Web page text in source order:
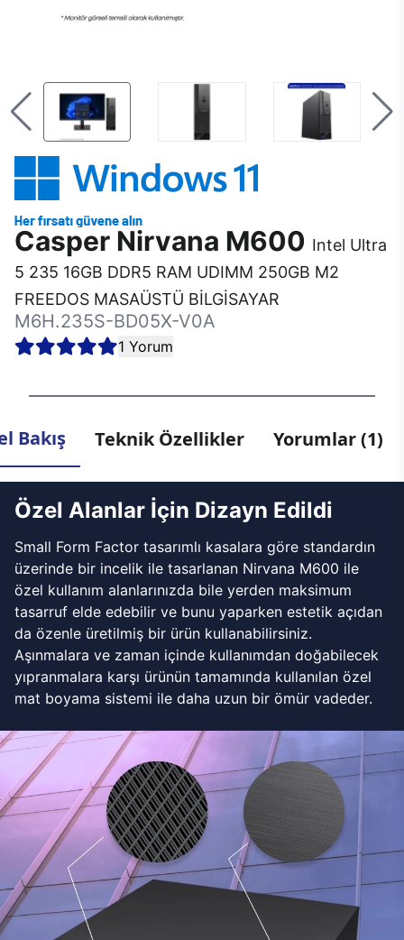
Casper Nirvana M600 Intel Ultra
5 235 16GB DDR5 RAM UDIMM 250GB M2
FREEDOS MASAÜSTÜ BİLGİSAYAR
M6H.235S-BD05X-V0A
1 Yorum
Bakış Teknik Özellikler Yorumlar (1)
Özel Alanlar İçin Dizayn Edildi
Small Form Factor tasarımlı kasalara göre standardın
üzerinde bir incelik ile tasarlanan Nirvana M600 ile
özel kullanım alanlarınızda bile yerden maksimum
tasarruf elde edebilir ve bunu yaparken estetik açıdan
da özenle üretilmiş bir ürün kullanabilirsiniz.
Aşınmalara ve zaman içinde kullanımdan doğabilecek
yıpranmalara karşı ürünün tamamında kullanılan özel
mat boyama sistemi ile daha uzun bir ömür vadeder.